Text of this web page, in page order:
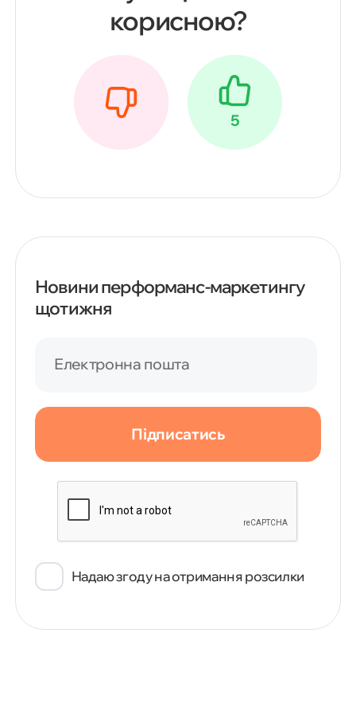
корисною?
5
Новини перформанс-маркетингу
щотижня
Електронна пошта
Підписатись
Надаю згоду на отримання розсилки